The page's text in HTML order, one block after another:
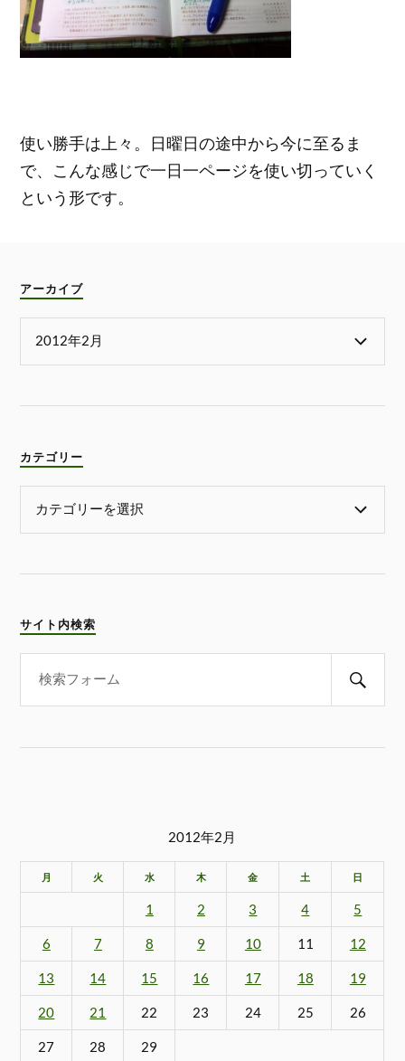
使い勝手は上々。日曜日の途中から今に至るま
で、こんな感じで一日一ページを使い切っていく
という形です。
アーカイブ
カテゴリー
サイト内検索
2012年2月
月 火 水 木 金 土 日
1 2 3 4 5
6 7 8 9 10 11 12
13 14 15 16 17 18 19
20 21 22 23 24 25 26
27 28 29